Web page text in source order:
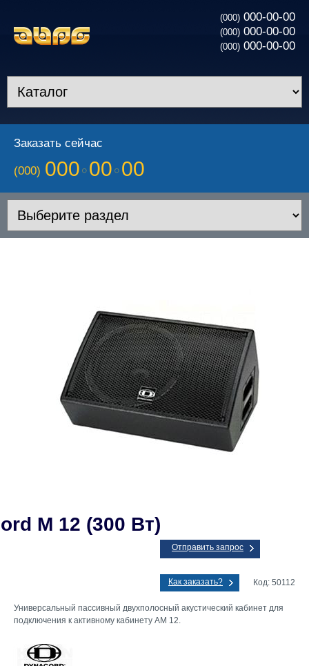
(000) 000-00-00
(000) 000-00-00
(000) 000-00-00
Заказать сейчас
(000) 000 00 00
M 12 (300 Вт)
Отправить запрос
Как заказать? Код: 50112
Универсальный пассивный двухполосный акустический кабинет для
подключения к активному кабинету AM 12.